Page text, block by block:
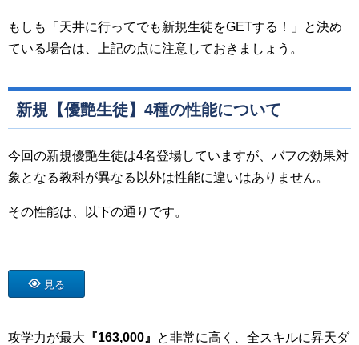
もしも「天井に行ってでも新規生徒をGETする！」と決め
ている場合は、上記の点に注意しておきましょう。
新規【優艶生徒】4種の性能について
今回の新規優艶生徒は4名登場していますが、バフの効果対
象となる教科が異なる以外は性能に違いはありません。
その性能は、以下の通りです。
見る
攻学力が最大 『163,000 』
と非常に高く、全スキルに昇天ダ